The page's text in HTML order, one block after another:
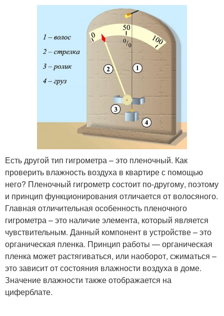
Есть другой тип гигрометра – это пленочный. Как
проверить влажность воздуха в квартире с помощью
него? Пленочный гигрометр состоит по-другому, поэтому
и принцип функционирования отличается от волосяного.
Главная отличительная особенность пленочного
гигрометра – это наличие элемента, который является
чувствительным. Данный компонент в устройстве – это
органическая пленка. Принцип работы — органическая
пленка может растягиваться, или наоборот, сжиматься –
это зависит от состояния влажности воздуха в доме.
Значение влажности также отображается на
циферблате.